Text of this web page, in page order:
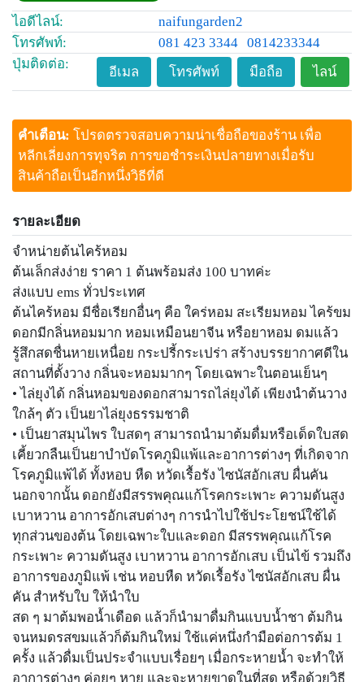
ไอดีไลน์:
naifungarden2
โทรศัพท์:
081 423 3344 0814233344
ปุ่มติดต่อ:
อีเมล โทรศัพท์ มือถือ ไลน์
คำเตือน: โปรดตรวจสอบความน่าเชื่อถือของร้าน เพื่อ
หลีกเลี่ยงการทุจริต การขอชำระเงินปลายทางเมื่อรับ
สินค้าถือเป็นอีกหนึ่งวิธีที่ดี
รายละเอียด
จำหน่ายต้นไคร้หอม
ต้นเล็กส่งง่าย ราคา 1 ต้นพร้อมส่ง 100 บาทค่ะ
ส่งแบบ ems ทั่วประเทศ
ต้นไคร้หอม มีชื่อเรียกอื่นๆ คือ ใคร่หอม สะเรียมหอม ไคร้ขม
ดอกมีกลิ่นหอมมาก หอมเหมือนยาจีน หรือยาหอม ดมแล้ว
รู้สึกสดชื่นหายเหนื่อย กระปรี้กระเปร่า สร้างบรรยากาศดีใน
สถานที่ตั้งวาง กลิ่นจะหอมมากๆ โดยเฉพาะในตอนเย็นๆ
• ไล่ยุงได้ กลิ่นหอมของดอกสามารถไล่ยุงได้ เพียงนำต้นวาง
ใกล้ๆ ตัว เป็นยาไล่ยุงธรรมชาติ
• เป็นยาสมุนไพร ใบสดๆ สามารถนำมาต้มดื่มหรือเด็ดใบสด
เคี้ยวกลืนเป็นยาบำบัดโรคภูมิแพ้และอาการต่างๆ ที่เกิดจาก
โรคภูมิแพ้ได้ ทั้งหอบ หืด หวัดเรื้อรัง ไซนัสอักเสบ ผื่นคัน
นอกจากนั้น ดอกยังมีสรรพคุณแก้โรคกระเพาะ ความดันสูง
เบาหวาน อาการอักเสบต่างๆ การนำไปใช้ประโยชน์ใช้ได้
ทุกส่วนของต้น โดยเฉพาะใบและดอก มีสรรพคุณแก้โรค
กระเพาะ ความดันสูง เบาหวาน อาการอักเสบ เป็นไข้ รวมถึง
อาการของภูมิแพ้ เช่น หอบหืด หวัดเรื้อรัง ไซนัสอักเสบ ผื่น
คัน สำหรับใบ ให้นำใบ
สด ๆ มาต้มพอน้ำเดือด แล้วก็นำมาดื่มกินแบบน้ำชา ต้มกิน
จนหมดรสขมแล้วก็ต้มกินใหม่ ใช้แค่หนึ่งกำมือต่อการต้ม 1
ครั้ง แล้วดื่มเป็นประจำแบบเรื่อยๆ เมื่อกระหายน้ำ จะทำให้
อาการต่างๆ ค่อยๆ หาย และจะหายขาดในที่สุด หรือด้วยวิธี